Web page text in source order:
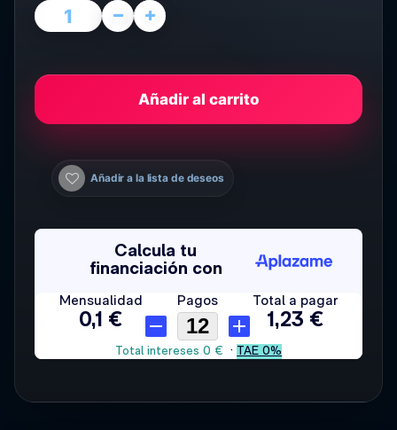
Añadir al carrito
Añadir a la lista de deseos